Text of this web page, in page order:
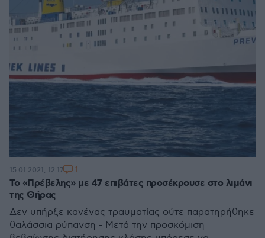
Το «Πρέβελης» με 47 επιβάτες προσέκρουσε στο λιμάνι
της Θήρας
Δεν υπήρξε κανένας τραυματίας ούτε παρατηρήθηκε
θαλάσσια ρύπανση - Μετά την προσκόμιση
15.01.2021, 12:17 1